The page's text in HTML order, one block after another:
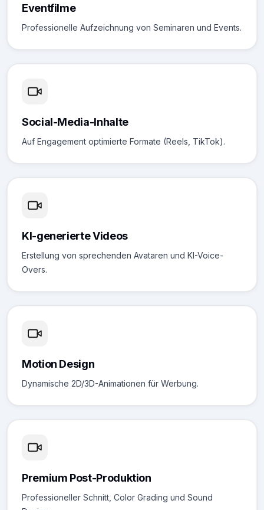
Eventfilme
Professionelle Aufzeichnung von Seminaren und Events.
Social-Media-Inhalte
Auf Engagement optimierte Formate (Reels, TikTok).
KI-generierte Videos
Erstellung von sprechenden Avataren und KI-Voice-
Overs.
Motion Design
Dynamische 2D/3D-Animationen für Werbung.
Premium Post-Produktion
Professioneller Schnitt, Color Grading und Sound